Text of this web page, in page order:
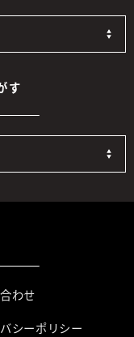
す
わせ
シーポリシー